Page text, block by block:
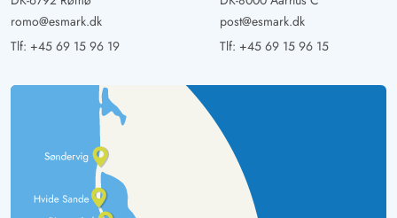
romo@esmark.dk
Tlf: +45 69 15 96 19
post@esmark.dk
Tlf: +45 69 15 96 15